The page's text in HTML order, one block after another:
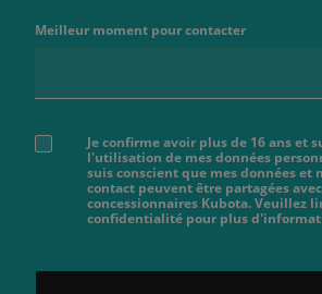
Meilleur moment pour contacter
Je confirme avoir plus de 16 ans et
l'utilisation de mes données
suis conscient que mes données et
contact peuvent être partagées
concessionnaires Kubota. Veuillez
confidentialité pour plus